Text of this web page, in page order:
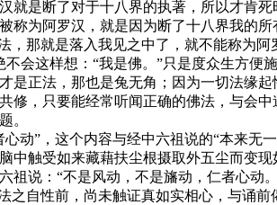
是断了对于十八界的执著，所以才肯
称为阿罗汉，就是因为断了十八界我的
那就是落入我见之中了，就不能称为
会这样想：“我是佛。”只是度众生方便
正法，那也是兔无角；因为一切法缘
修，只要能经常听闻正确的佛法，与会
。
”，这个内容与经中六祖说的“本来无一
触受如来藏藉扶尘根摄取外五尘而变
说：“不是风动，不是旛动，仁者心动
自性前，尚未触证真如实相心，与诵前